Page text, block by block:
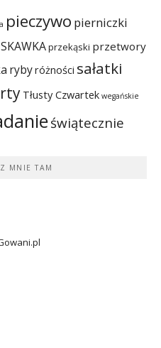
pieczywo pierniczki
przekąski przetwory
rybyróżności sałatki
Tłusty Czwartek wegańskie
świątecznie
MNIE TAM